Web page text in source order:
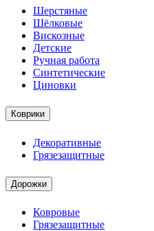
Шерстяные
Шёлковые
Вискозные
Детские
Ручная работа
Синтетические
Циновки
Коврики
Декоративные
Грязезащитные
Дорожки
Ковровые
Грязезащитные